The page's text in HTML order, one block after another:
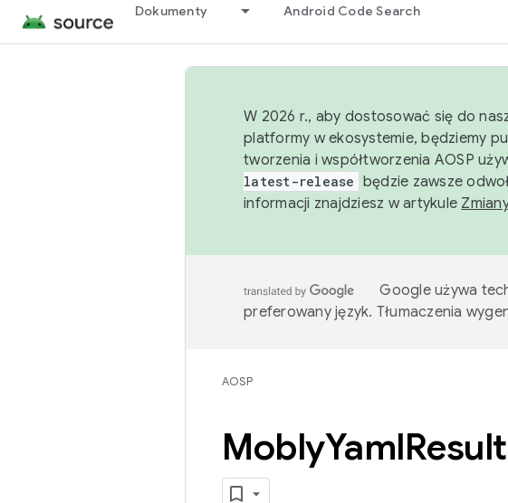
Dokumenty Android Code Search
W 2026 r., aby dostosować się do
platformy w ekosystemie, będziemy
tworzenia i współtworzenia AOSP
latest-release będzie zawsze
informacji znajdziesz w artykule
Google używa
preferowany język. Tłumaczenia
AOSP
MoblyYamlResult